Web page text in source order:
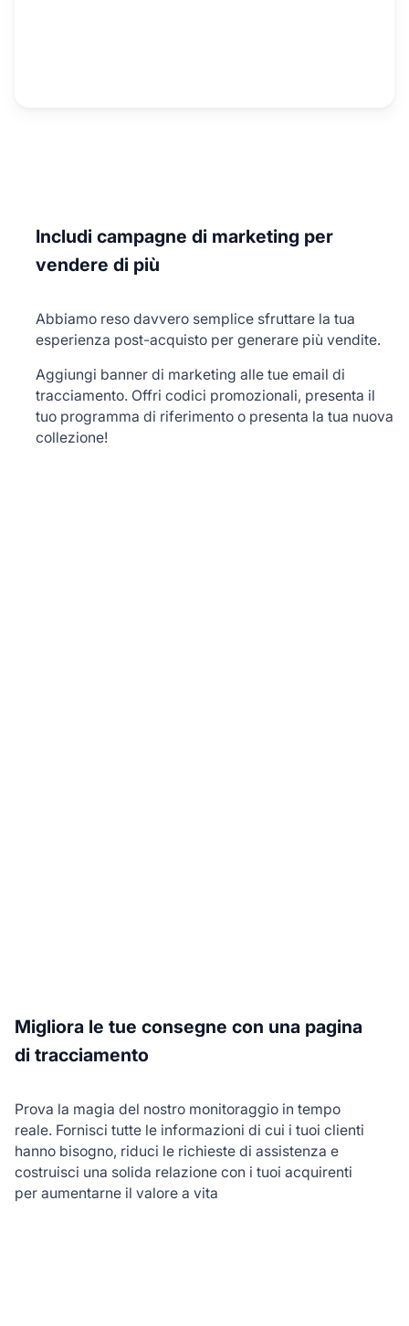
Includi campagne di marketing per
vendere di più
Abbiamo reso davvero semplice sfruttare la tua
esperienza post-acquisto per generare più vendite.
Aggiungi banner di marketing alle tue email di
tracciamento. Offri codici promozionali, presenta il
tuo programma di riferimento o presenta la tua nuova
collezione!
Migliora le tue consegne con una pagina
di tracciamento
Prova la magia del nostro monitoraggio in tempo
reale. Fornisci tutte le informazioni di cui i tuoi clienti
hanno bisogno, riduci le richieste di assistenza e
costruisci una solida relazione con i tuoi acquirenti
per aumentarne il valore a vita